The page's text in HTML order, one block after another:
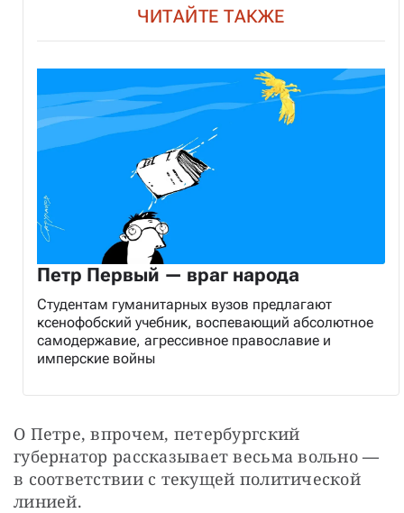
ЧИТАЙТЕ ТАКЖЕ
Петр Первый — враг народа
Студентам гуманитарных вузов предлагают
ксенофобский учебник, воспевающий абсолютное
самодержавие, агрессивное православие и
имперские войны
О Петре, впрочем, петербургский
губернатор рассказывает весьма вольно —
в соответствии с текущей политической
линией.